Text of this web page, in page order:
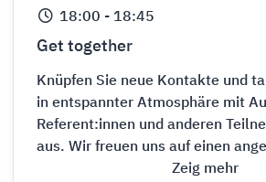
18:00 - 18:45
Get together
Knüpfen Sie neue Kontakte und
in entspannter Atmosphäre mit
Referent:innen und anderen
aus. Wir freuen uns auf einen
Ausklang des Tages!Zeig mehr